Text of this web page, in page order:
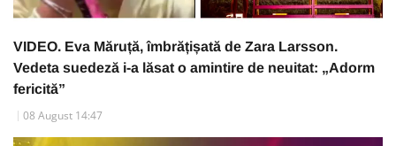
VIDEO. Eva Măruță, îmbrățișată de Zara Larsson.
Vedeta suedeză i-a lăsat o amintire de neuitat: „Adorm
fericită”
08 August 14:47